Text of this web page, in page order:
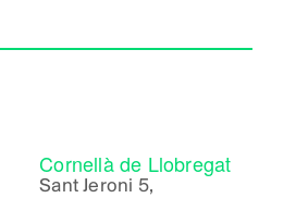
Cornellà de Llobregat
Sant Jeroni 5,